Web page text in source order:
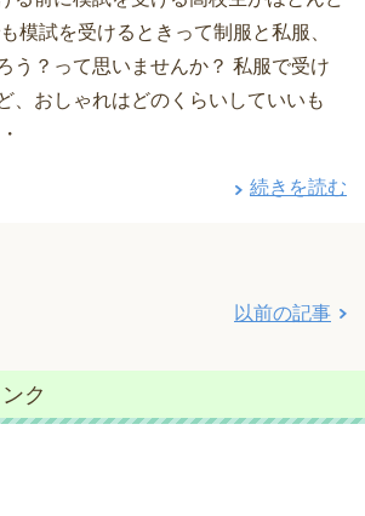
模試を受けるときって制服と私服、
う？って思いませんか？ 私服で受け
、おしゃれはどのくらいしていいも
続きを読む
以前の記事
ク